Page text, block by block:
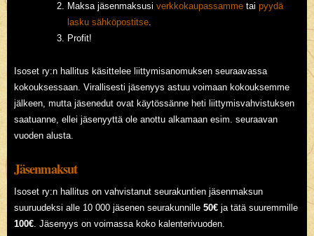
Maksa jäsenmaksusi verkkokaupassammetai pyydä
lasku sähköpostitse.
Profit!
Isoset ry:n hallitus käsittelee liittymisanomuksen seuraavassa
kokouksessaan. Virallisesti jäsenyys astuu voimaan kokouksemme
jälkeen, mutta jäsenedut ovat käytössänne heti liittymisvahvistuksen
saatuanne, ellei jäsenyyttä ole anottu alkamaan esim. seuraavan
vuoden alusta.
Jäsenmaksut
Isoset ry:n hallitus on vahvistanut seurakuntien jäsenmaksun
suuruudeksi alle 10 000 jäsenen seurakunnille 50€ ja tätä suuremmille
100€. Jäsenyys on voimassa koko kalenterivuoden.